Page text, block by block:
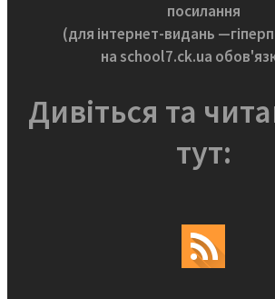
посилання
(для інтернет-видань
на school7.ck.ua
Дивіться та
тут: